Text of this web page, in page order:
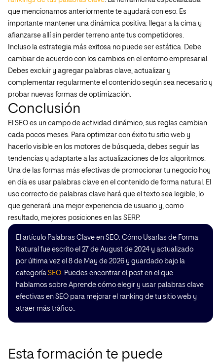
que mencionamos anteriormente te ayudará con eso. Es
importante mantener una dinámica positiva: llegar a la cima y
afianzarse allí sin perder terreno ante tus competidores.
Incluso la estrategia más exitosa no puede ser estática. Debe
cambiar de acuerdo con los cambios en el entorno empresarial.
Debes excluir y agregar palabras clave, actualizar y
complementar regularmente el contenido según sea necesario y
probar nuevas formas de optimización.
Conclusión
El SEO es un campo de actividad dinámico, sus reglas cambian
cada pocos meses. Para optimizar con éxito tu sitio web y
hacerlo visible en los motores de búsqueda, debes seguir las
tendencias y adaptarte a las actualizaciones de los algoritmos.
Una de las formas más efectivas de promocionar tu negocio hoy
en día es usar palabras clave en el contenido de forma natural. El
uso correcto de palabras clave hará que el texto sea legible, lo
que generará una mejor experiencia de usuario y, como
resultado, mejores posiciones en las SERP.
El artículo Palabras Clave en SEO: Cómo Usarlas de Forma
Natural fue escrito el 27 de August de 2024 y actualizado
por última vez el 8 de May de 2026 y guardado bajo la
categoría SEO. Puedes encontrar el post en el que
hablamos sobre Aprende cómo elegir y usar palabras clave
efectivas en SEO para mejorar el ranking de tu sitio web y
atraer más tráfico..
Esta formación te puede